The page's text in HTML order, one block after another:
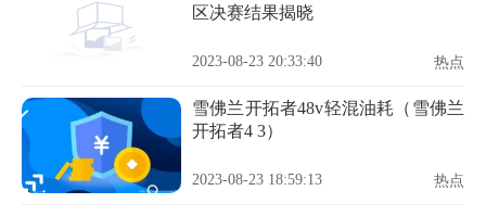
区决赛结果揭晓
2023-08-23 20:33:40 热点
雪佛兰开拓者48v轻混油耗（雪佛兰
开拓者4 3）
2023-08-23 18:59:13 热点